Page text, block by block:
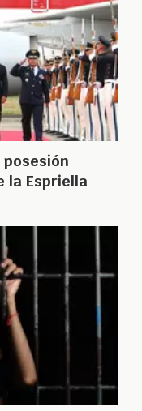
posesión
la Espriella